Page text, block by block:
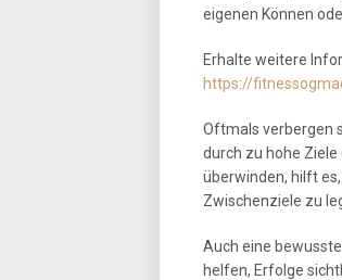
eigenen Können
Erhalte weitere
https://
Oftmals verbergen
durch zu hohe
überwinden, hilft
Zwischenziele zu
Auch eine
helfen, Erfolge